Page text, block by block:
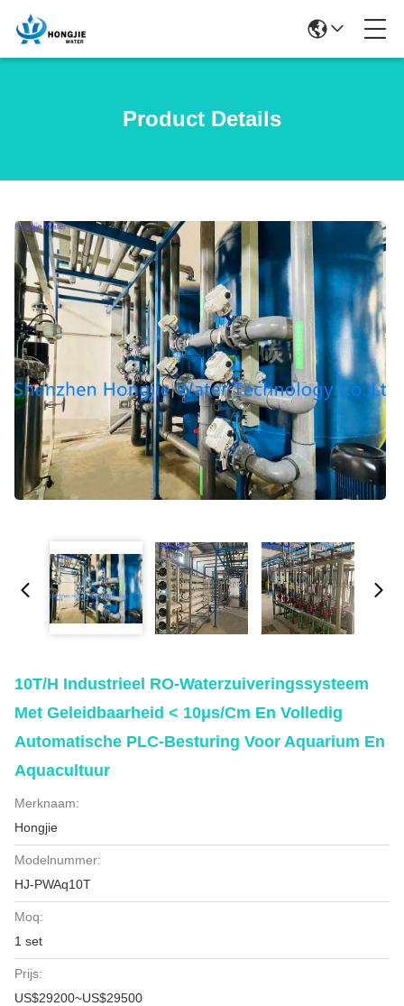
Product Details
10T/H Industrieel RO-Waterzuiveringssysteem
Met Geleidbaarheid < 10μs/cm En Volledig
Automatische PLC-Besturing Voor Aquarium En
Aquacultuur
Merknaam:
Hongjie
Modelnummer:
HJ-PWAq10T
Moq:
1 set
Prijs:
US$29200~US$29500